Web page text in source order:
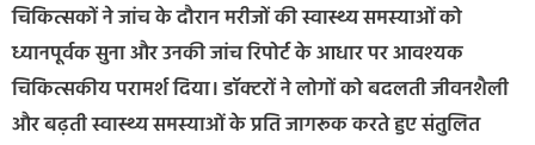
चिकित्सकों ने जांच के दौरान मरीजों की स्वास्थ्य समस्याओं को
ध्यानपूर्वक सुना और उनकी जांच रिपोर्ट के आधार पर आवश्यक
चिकित्सकीय परामर्श दिया। डॉक्टरों ने लोगों को बदलती जीवनशैली
और बढ़ती स्वास्थ्य समस्याओं के प्रति जागरूक करते हुए संतुलित